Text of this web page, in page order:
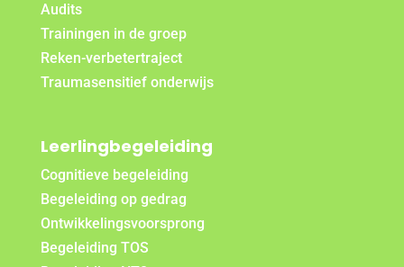
Audits
Trainingen in de groep
Reken-verbetertraject
Traumasensitief onderwijs
Leerlingbegeleiding
Cognitieve begeleiding
Begeleiding op gedrag
Ontwikkelingsvoorsprong
Begeleiding TOS